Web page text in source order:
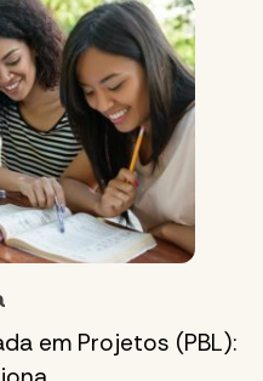
em Projetos (PBL):